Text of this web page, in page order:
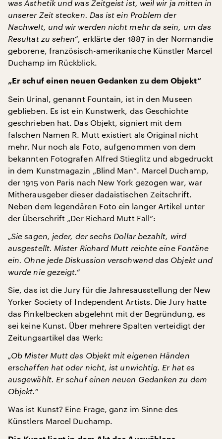
was Ästhetik und was Zeitgeist ist, weil wir ja mitten in
unserer Zeit stecken. Das ist ein Problem der
Nachwelt, und wir werden nicht mehr da sein, um das
Resultat zu sehen“, erklärte der 1887 in der Normandie
geborene, französisch-amerikanische Künstler Marcel
Duchamp im Rückblick.
„Er schuf einen neuen Gedanken zu dem Objekt“
Sein Urinal, genannt Fountain, ist in den Museen
geblieben. Es ist ein Kunstwerk, das Geschichte
geschrieben hat. Das Objekt, signiert mit dem
falschen Namen R. Mutt existiert als Original nicht
mehr. Nur noch als Foto, aufgenommen von dem
bekannten Fotografen Alfred Stieglitz und abgedruckt
in dem Kunstmagazin „Blind Man“. Marcel Duchamp,
der 1915 von Paris nach New York gezogen war, war
Mitherausgeber dieser dadaistischen Zeitschrift.
Neben dem legendären Foto ein langer Artikel unter
der Überschrift „Der Richard Mutt Fall“:
„Sie sagen, jeder, der sechs Dollar bezahlt, wird
ausgestellt. Mister Richard Mutt reichte eine Fontäne
ein. Ohne jede Diskussion verschwand das Objekt und
wurde nie gezeigt.“
Sie, das ist die Jury für die Jahresausstellung der New
Yorker Society of Independent Artists. Die Jury hatte
das Pinkelbecken abgelehnt mit der Begründung, es
sei keine Kunst. Über mehrere Spalten verteidigt der
Zeitungsartikel das Werk:
„Ob Mister Mutt das Objekt mit eigenen Händen
erschaffen hat oder nicht, ist unwichtig. Er hat es
ausgewählt. Er schuf einen neuen Gedanken zu dem
Objekt.“
Was ist Kunst? Eine Frage, ganz im Sinne des
Künstlers Marcel Duchamp.